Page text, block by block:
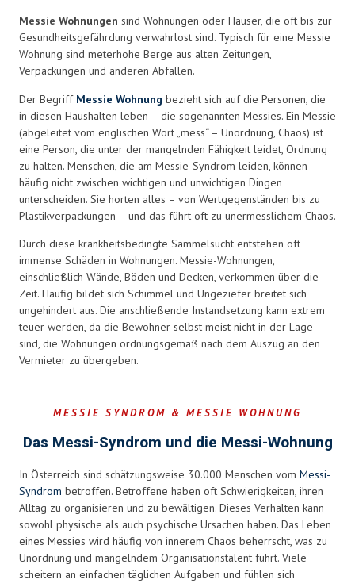
Messie Wohnungen sind Wohnungen oder Häuser, die oft bis zur
Gesundheitsgefährdung verwahrlost sind. Typisch für eine Messie
Wohnung sind meterhohe Berge aus alten Zeitungen,
Verpackungen und anderen Abfällen.
Der Begriff Messie Wohnung bezieht sich auf die Personen, die
in diesen Haushalten leben – die sogenannten Messies. Ein Messie
(abgeleitet vom englischen Wort „mess“ – Unordnung, Chaos) ist
eine Person, die unter der mangelnden Fähigkeit leidet, Ordnung
zu halten. Menschen, die am Messie-Syndrom leiden, können
häufig nicht zwischen wichtigen und unwichtigen Dingen
unterscheiden. Sie horten alles – von Wertgegenständen bis zu
Plastikverpackungen – und das führt oft zu unermesslichem Chaos.
Durch diese krankheitsbedingte Sammelsucht entstehen oft
immense Schäden in Wohnungen. Messie-Wohnungen,
einschließlich Wände, Böden und Decken, verkommen über die
Zeit. Häufig bildet sich Schimmel und Ungeziefer breitet sich
ungehindert aus. Die anschließende Instandsetzung kann extrem
teuer werden, da die Bewohner selbst meist nicht in der Lage
sind, die Wohnungen ordnungsgemäß nach dem Auszug an den
Vermieter zu übergeben.
MESSIE SYNDROM & MESSIE WOHNUNG
Das Messi-Syndrom und die Messi-Wohnung
In Österreich sind schätzungsweise 30.000 Menschen vom Messi-
Syndrom betroffen. Betroffene haben oft Schwierigkeiten, ihren
Alltag zu organisieren und zu bewältigen. Dieses Verhalten kann
sowohl physische als auch psychische Ursachen haben. Das Leben
eines Messies wird häufig von innerem Chaos beherrscht, was zu
Unordnung und mangelndem Organisationstalent führt. Viele
scheitern an einfachen täglichen Aufgaben und fühlen sich